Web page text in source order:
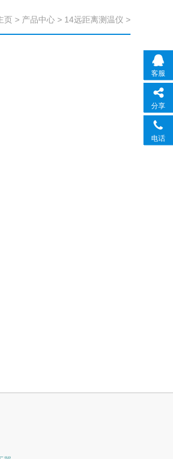
页 > 产品中心 > 14远距离测温仪 >
客服
分享
电话